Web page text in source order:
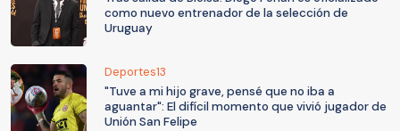
como nuevo entrenador de la selección de
Uruguay
Deportes13
"Tuve a mi hijo grave, pensé que no iba a
aguantar": El difícil momento que vivió jugador de
Unión San Felipe